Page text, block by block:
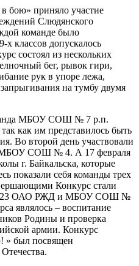
бою» приняло участие
Слюдянского
команде было
классов допускалось
состоял из нескольких
бег, рывок гири,
рук в упоре лежа,
на тумбу двумя
МБОУ СОШ № 7 р.п.
как им представилось быть
Во второй день участвовали
СОШ № 4. А 17 февраля
г. Байкальска, которые
показали себя команды трех
Конкурс стали
23 ОАО РЖД и МБОУ СОШ №
являлось – воспитание
Родины и проверка
армии. Конкурс
» был посвящен